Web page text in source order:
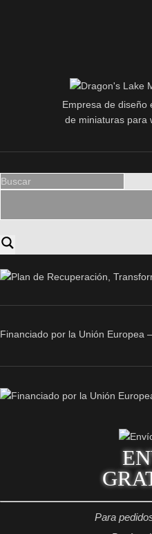
Empresa de diseño
de miniaturas para
Financiado por la Unión Europea
Para